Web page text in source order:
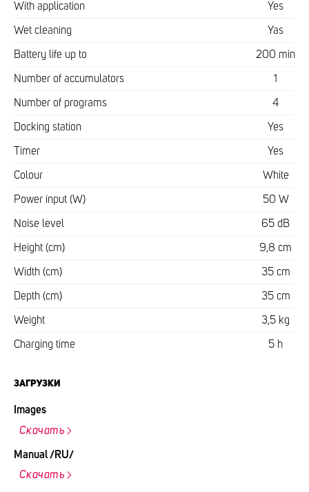
With application Yes
Wet cleaning Yas
Battery life up to 200 min
Number of accumulators 1
Number of programs 4
Docking station Yes
Timer Yes
Colour White
Power input (W) 50 W
Noise level 65 dB
Height (cm) 9,8 cm
Width (cm) 35 cm
Depth (cm) 35 cm
Weight 3,5 kg
Charging time 5 h
ЗАГРУЗКИ
Images
Скачать
Manual /RU/
Скачать